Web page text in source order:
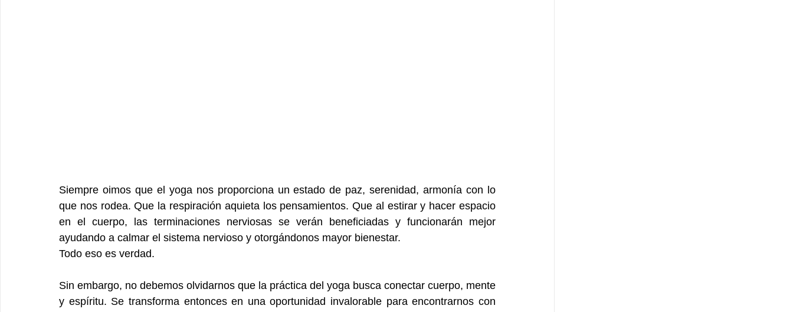
Siempre oimos que el yoga nos proporciona un estado de paz, serenidad, armonía con lo
que nos rodea. Que la respiración aquieta los pensamientos. Que al estirar y hacer espacio
en el cuerpo, las terminaciones nerviosas se verán beneficiadas y funcionarán mejor
ayudando a calmar el sistema nervioso y otorgándonos mayor bienestar.
Todo eso es verdad.
Sin embargo, no debemos olvidarnos que la práctica del yoga busca conectar cuerpo, mente
y espíritu. Se transforma entonces en una oportunidad invalorable para encontrarnos con